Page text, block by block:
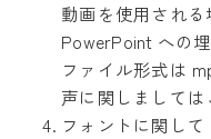
動画を使用される
PowerPoint への
ファイル形式は
声に関しましては
フォントに関して